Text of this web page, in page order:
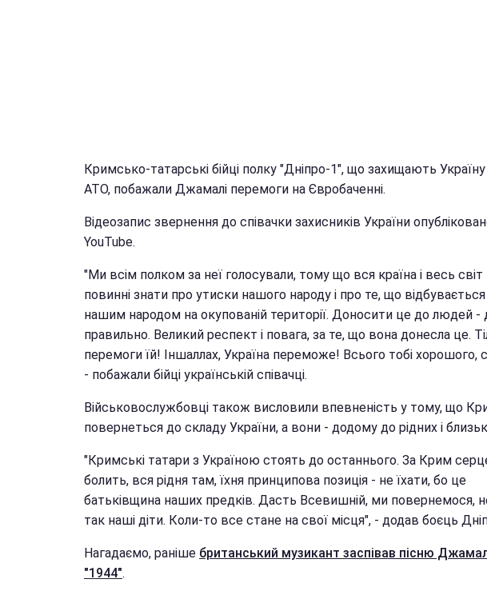
Кримсько-татарські бійці полку "Дніпро-1", що захищають Україну
АТО, побажали Джамалі перемоги на Євробаченні.
Відеозапис звернення до співачки захисників України
YouTube.
"Ми всім полком за неї голосували, тому що вся країна і весь світ
повинні знати про утиски нашого народу і про те, що
нашим народом на окупованій території. Доносити це до людей -
правильно. Великий респект і повага, за те, що вона донесла це.
перемоги їй! Іншаллах, Україна переможе! Всього тобі хорошого,
- побажали бійці українській співачці.
Військовослужбовці також висловили впевненість у тому, що
повернеться до складу України, а вони - додому до рідних і
"Кримські татари з Україною стоять до останнього. За Крим
болить, вся рідня там, їхня принципова позиція - не їхати, бо це
батьківщина наших предків. Дасть Всевишній, ми повернемося,
так наші діти. Коли-то все стане на свої місця", - додав боєць
Нагадаємо, раніше британський музикант заспівав пісню
"1944".